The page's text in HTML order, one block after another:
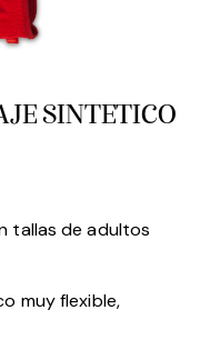
SINTETICO
tallas de adultos
muy flexible,